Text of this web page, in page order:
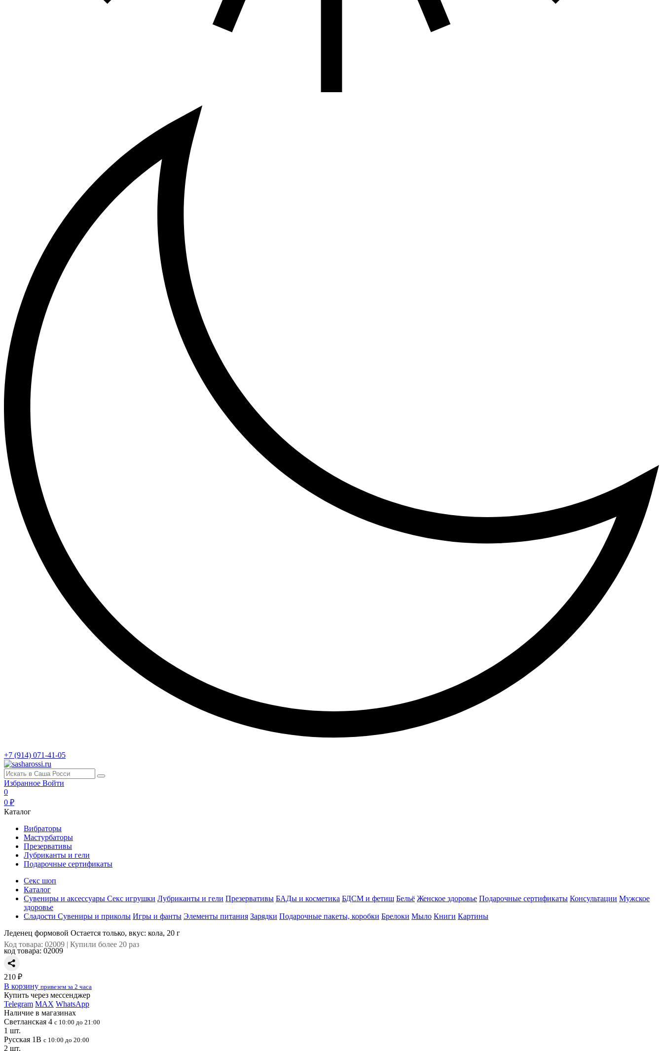
+7 (914) 071-41-05
Избранное Войти
0
0 ₽
Каталог
Вибраторы
Мастурбаторы
Презервативы
Лубриканты и гели
Подарочные сертификаты
Секс шоп
Каталог
Сувениры и аксессуары Секс игрушки Лубриканты и гели Презервативы БАДы и косметика БДСМ и фетиш Бельё Женское здоровье Подарочные сертификаты Консультации Мужское
здоровье
Сладости Сувениры и приколы Игры и фанты Элементы питания Зарядки Подарочные пакеты, коробки Брелоки Мыло Книги Картины
Леденец формовой Остается только, вкус: кола, 20 г
Код товара: 02009 | Купили более 20 раз
код товара: 02009
210 ₽
В корзину привезем за 2 часа
Купить через мессенджер
Telegram MAX WhatsApp
Наличие в магазинах
Светланская 4 с 10:00 до 21:00
1 шт.
Русская 1В с 10:00 до 20:00
2 шт.